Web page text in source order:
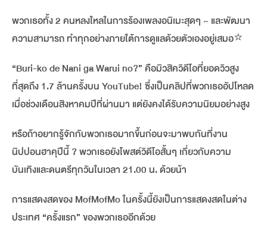
พวกเธอทั้ง 2 คนหลงใหลในการร้องเพลงอนิเมะสุดๆ ~ และพัฒนา
ความสามารถ ทำทุกอย่างภายใต้การดูแลด้วยตัวเองอยู่เสมอ⭐️
“Buri-ko de Nani ga Warui no?” คือมิวสิควิดีโอที่ยอดวิวสูง
ที่สุดถึง 1.7 ล้านครั้งบน YouTube! ซึ่งเป็นคลิปที่พวกเธออัปโหลด
เมื่อช่วงเดือนสิงหาคมปีที่ผ่านมา แต่ยังคงได้รับความนิยมอย่างสูง
หรือถ้าอยากรู้จักกับพวกเธอมากขึ้นก่อนจะมาพบกันที่งาน
นิปปอนฮาคุปีนี้ ? พวกเธอยังโพสต์วิดีโอสั้นๆ เกี่ยวกับความ
บันเทิงและดนตรีทุกวันในเวลา 21.00 น. ด้วยน้า
การแสดงสดของ MofMofMo ในครั้งนี้ยังเป็นการแสดงสดในต่าง
ประเทศ “ครั้งแรก” ของพวกเธออีกด้วย